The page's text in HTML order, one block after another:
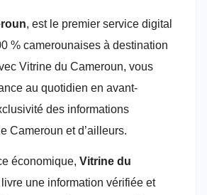
, est le premier service digital
% camerounaises à destination
Vitrine du Cameroun, vous
au quotidien en avant-
des informations
Cameroun et d’ailleurs.
économique, Vitrine du
une information vérifiée et